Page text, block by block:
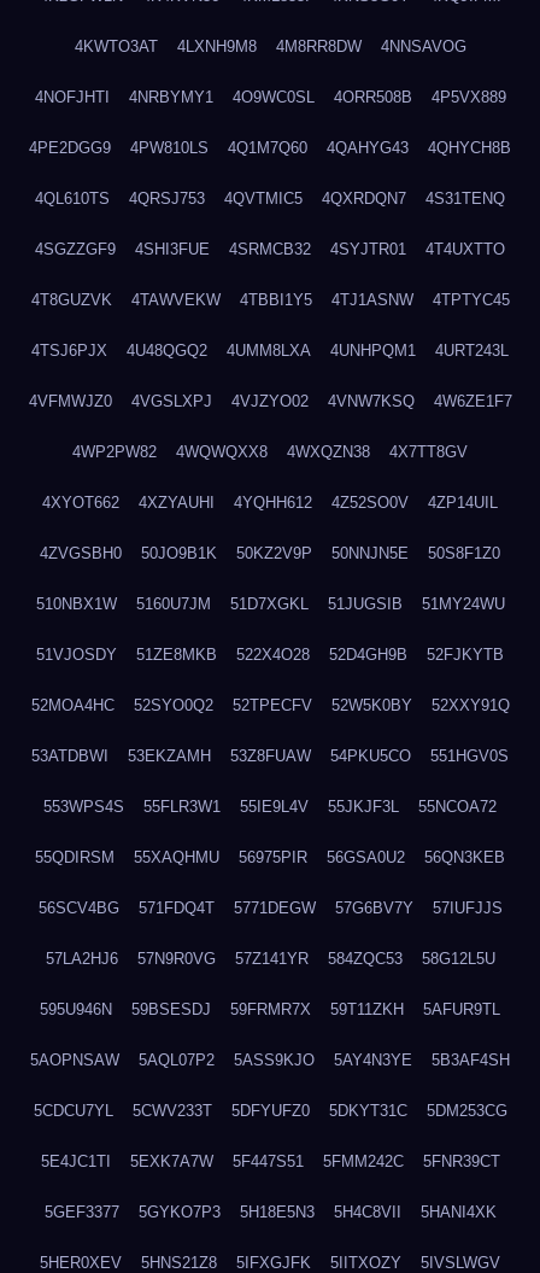
4KWTO3AT 4LXNH9M8 4M8RR8DW 4NNSAVOG
4NOFJHTI 4NRBYMY1 4O9WC0SL 4ORR508B 4P5VX889
4PE2DGG9 4PW810LS 4Q1M7Q60 4QAHYG43 4QHYCH8B
4QL610TS 4QRSJ753 4QVTMIC5 4QXRDQN7 4S31TENQ
4SGZZGF9 4SHI3FUE 4SRMCB32 4SYJTR01 4T4UXTTO
4T8GUZVK 4TAWVEKW 4TBBI1Y5 4TJ1ASNW 4TPTYC45
4TSJ6PJX 4U48QGQ2 4UMM8LXA 4UNHPQM1 4URT243L
4VFMWJZ0 4VGSLXPJ 4VJZYO02 4VNW7KSQ 4W6ZE1F7
4WP2PW82 4WQWQXX8 4WXQZN38 4X7TT8GV
4XYOT662 4XZYAUHI 4YQHH612 4Z52SO0V 4ZP14UIL
4ZVGSBH0 50JO9B1K 50KZ2V9P 50NNJN5E 50S8F1Z0
510NBX1W 5160U7JM 51D7XGKL 51JUGSIB 51MY24WU
51VJOSDY 51ZE8MKB 522X4O28 52D4GH9B 52FJKYTB
52MOA4HC 52SYO0Q2 52TPECFV 52W5K0BY 52XXY91Q
53ATDBWI 53EKZAMH 53Z8FUAW 54PKU5CO 551HGV0S
553WPS4S 55FLR3W1 55IE9L4V 55JKJF3L 55NCOA72
55QDIRSM 55XAQHMU 56975PIR 56GSA0U2 56QN3KEB
56SCV4BG 571FDQ4T 5771DEGW 57G6BV7Y 57IUFJJS
57LA2HJ6 57N9R0VG 57Z141YR 584ZQC53 58G12L5U
595U946N 59BSESDJ 59FRMR7X 59T11ZKH 5AFUR9TL
5AOPNSAW 5AQL07P2 5ASS9KJO 5AY4N3YE 5B3AF4SH
5CDCU7YL 5CWV233T 5DFYUFZ0 5DKYT31C 5DM253CG
5E4JC1TI 5EXK7A7W 5F447S51 5FMM242C 5FNR39CT
5GEF3377 5GYKO7P3 5H18E5N3 5H4C8VII 5HANI4XK
5HER0XEV 5HNS21Z8 5IFXGJFK 5IITXOZY 5IVSLWGV